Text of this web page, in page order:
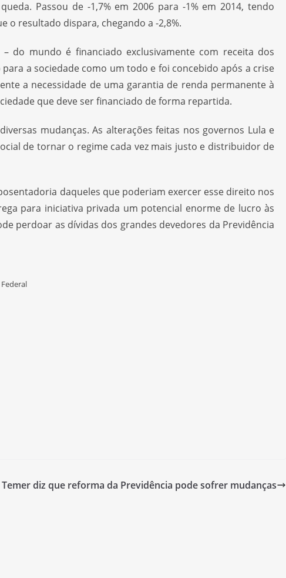
Passou de -1,7% em 2006 para -1% em 2014, tendo
o resultado dispara, chegando a -2,8%.
do mundo é financiado exclusivamente com receita dos
a sociedade como um todo e foi concebido após a crise
a necessidade de uma garantia de renda permanente à
que deve ser financiado de forma repartida.
mudanças. As alterações feitas nos governos Lula e
de tornar o regime cada vez mais justo e distribuidor de
daqueles que poderiam exercer esse direito nos
para iniciativa privada um potencial enorme de lucro às
perdoar as dívidas dos grandes devedores da Previdência
Temer diz que reforma da Previdência pode sofrer mudanças